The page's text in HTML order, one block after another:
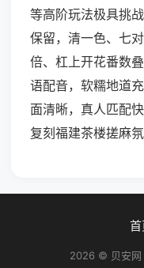
等高阶玩法极具挑
保留，清一色、七
倍、杠上开花番数
语配音，软糯地道
面清晰，真人匹配
复刻福建茶楼搓麻氛
首
2026 © 贝安网